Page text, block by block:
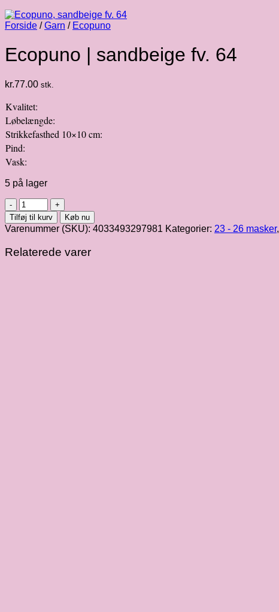
Forside / Garn / Ecopuno
Ecopuno | sandbeige fv. 64
kr.77.00 stk.
Kvalitet:
Løbelængde:
Strikkefasthed 10×10 cm:
Pind:
Vask:
5 på lager
Ecopuno
|
sandbeige
fv.
64
antal
Tilføj til kurv Køb nu
Varenummer (SKU): 4033493297981 Kategorier: 23 - 26 masker,
Relaterede varer